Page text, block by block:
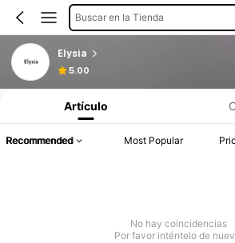
Buscar en la Tienda
Elysia
5.00
Artículo
Recommended Most Popular
No hay coincidencias
Por favor inténtelo de